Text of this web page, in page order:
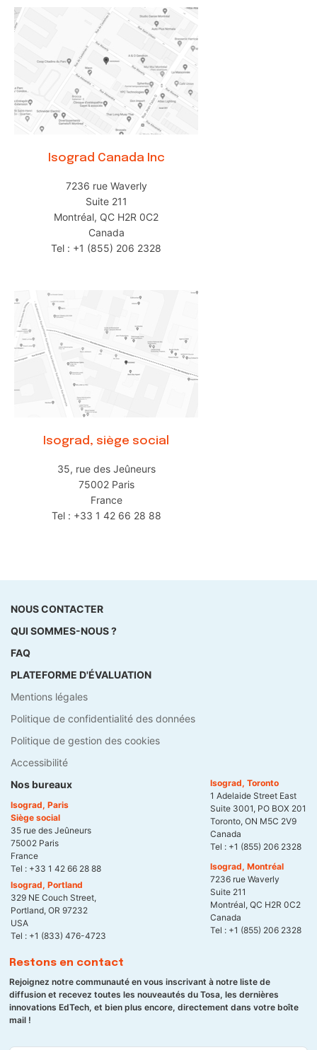
Isograd Canada Inc
7236 rue Waverly
Suite 211
Montréal, QC H2R 0C2
Canada
Tel : +1 (855) 206 2328
Isograd, siège social
35, rue des Jeûneurs
75002 Paris
France
Tel : +33 1 42 66 28 88
NOUS CONTACTER
QUI SOMMES-NOUS ?
FAQ
PLATEFORME D'ÉVALUATION
Mentions légales
Politique de confidentialité des données
Politique de gestion des cookies
Accessibilité
Nos bureaux
Isograd, Paris
Siège social
35 rue des Jeûneurs
75002 Paris
France
Tel : +33 1 42 66 28 88
Isograd, Portland
329 NE Couch Street,
Portland, OR 97232
USA
Tel : +1 (833) 476-4723
Isograd, Toronto
1 Adelaide Street East
Suite 3001, PO BOX 201
Toronto, ON M5C 2V9
Canada
Tel : +1 (855) 206 2328
Isograd, Montréal
7236 rue Waverly
Suite 211
Montréal, QC H2R 0C2
Canada
Tel : +1 (855) 206 2328
Restons en contact
Rejoignez notre communauté en vous inscrivant à notre liste de
diffusion et recevez toutes les nouveautés du Tosa, les dernières
innovations EdTech, et bien plus encore, directement dans votre boîte
mail !